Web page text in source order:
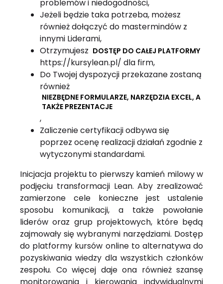
problemów i niedogodności,
Jeżeli będzie taka potrzeba, możesz
również dołączyć do mastermindów z
innymi Liderami,
Otrzymujesz DOSTĘP DO CAŁEJ PLATFORMY
https://kursylean.pl/ dla firm,
Do Twojej dyspozycji przekazane zostaną
również
NIEZBĘDNE FORMULARZE, NARZĘDZIA EXCEL, A
TAKŻE PREZENTACJE
,
Zaliczenie certyfikacji odbywa się
poprzez ocenę realizacji działań zgodnie z
wytyczonymi standardami.
Inicjacja projektu to pierwszy kamień milowy w
podjęciu transformacji Lean. Aby zrealizować
zamierzone cele konieczne jest ustalenie
sposobu komunikacji, a także powołanie
liderów oraz grup projektowych, które będą
zajmowały się wybranymi narzędziami. Dostęp
do platformy kursów online to alternatywa do
pozyskiwania wiedzy dla wszystkich członków
zespołu. Co więcej daje ona również szansę